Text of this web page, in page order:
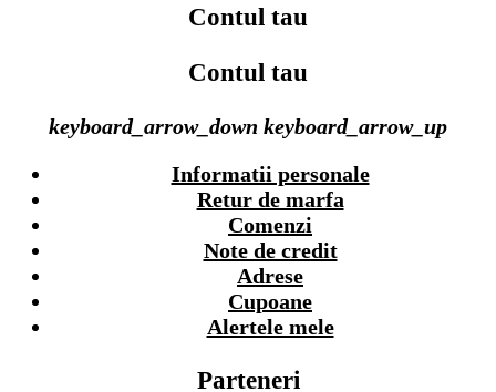
Contul tau
Contul tau
keyboard_arrow_down keyboard_arrow_up
Informatii personale
Retur de marfa
Comenzi
Note de credit
Adrese
Cupoane
Alertele mele
Parteneri